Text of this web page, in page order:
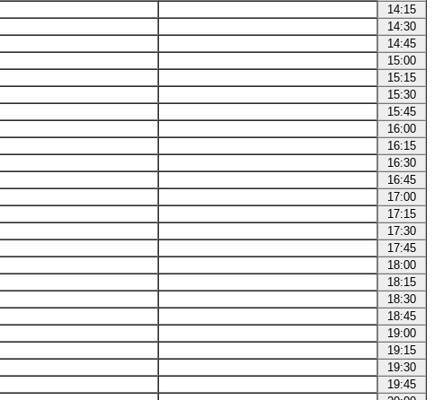
14:15
14:30
14:45
15:00
15:15
15:30
15:45
16:00
16:15
16:30
16:45
17:00
17:15
17:30
17:45
18:00
18:15
18:30
18:45
19:00
19:15
19:30
19:45